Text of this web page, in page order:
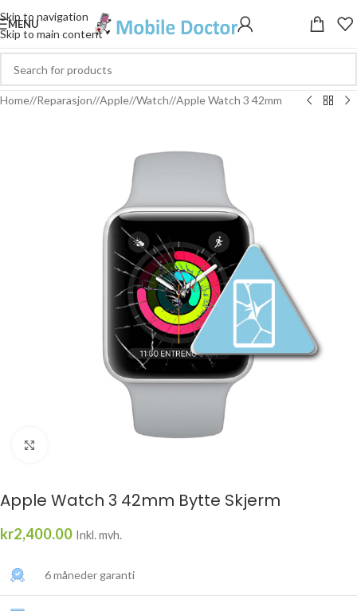
Skip to navigation
Skip to main content
MENU
Home/ Reparasjon/ Apple/ Watch/ Apple Watch 3 42mm
Apple Watch 3 42mm Bytte Skjerm
kr2,400.00 Inkl. mvh.
6 måneder garanti